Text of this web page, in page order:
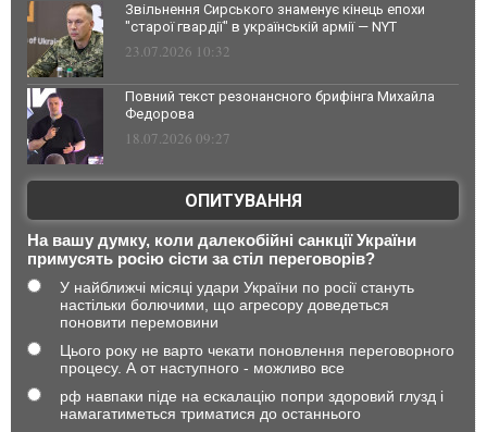
Звільнення Сирського знаменує кінець епохи
"старої гвардії" в українській армії — NYT
23.07.2026 10:32
Повний текст резонансного брифінга Михайла
Федорова
18.07.2026 09:27
ОПИТУВАННЯ
На вашу думку, коли далекобійні санкції України
примусять росію сісти за стіл переговорів?
У найближчі місяці удари України по росії стануть
настільки болючими, що агресору доведеться
поновити перемовини
Цього року не варто чекати поновлення переговорного
процесу. А от наступного - можливо все
рф навпаки піде на ескалацію попри здоровий глузд і
намагатиметься триматися до останнього